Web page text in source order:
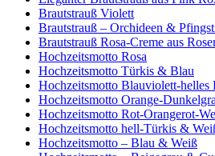
Brautstrauß Violett
Brautstrauß – Orchideen &
Brautstrauß Rosa-Creme aus
Hochzeitsmotto Rosa
Hochzeitsmotto Türkis & Blau
Hochzeitsmotto Blauviolett-helles
Hochzeitsmotto Orange-
Hochzeitsmotto Rot-Orangerot-
Hochzeitsmotto hell-Türkis &
Hochzeitsmotto – Blau & Weiß